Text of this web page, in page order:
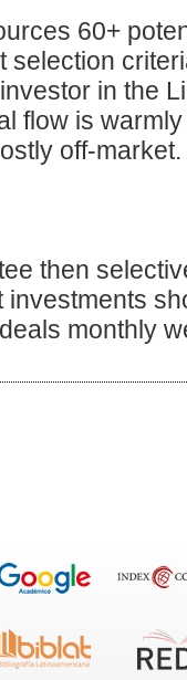
60+
selection
in the
flow is
off-market.
then
monthly